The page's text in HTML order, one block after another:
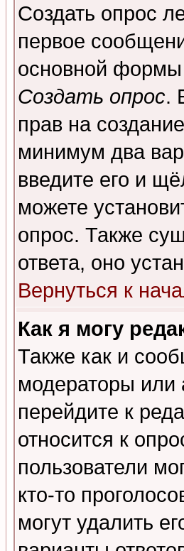
Создать опрос
первое
основной
Создать опрос.
прав на
минимум два
введите его и
можете
опрос. Также
ответа, оно
Вернуться к
Как я могу
Также как и
модераторы или
перейдите к
относится к
пользователи
кто-то
могут удалить